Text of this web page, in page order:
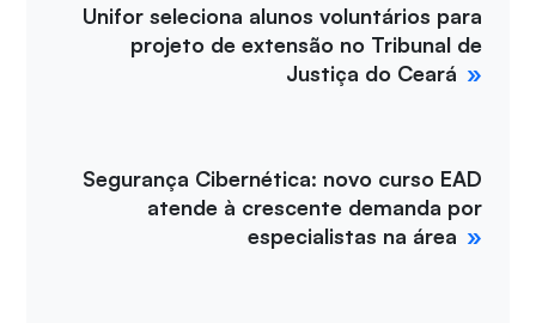
Unifor seleciona alunos voluntários para
projeto de extensão no Tribunal de
Justiça do Ceará
Segurança Cibernética: novo curso EAD
atende à crescente demanda por
especialistas na área